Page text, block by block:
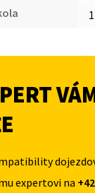
expertovi na